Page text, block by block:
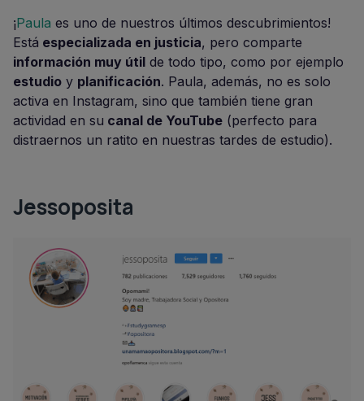
¡Paula es uno de nuestros últimos descubrimientos!
Está especializada en justicia, pero comparte
información muy útil de todo tipo, como por ejemplo
estudio y planificación. Paula, además, no es solo
activa en Instagram, sino que también tiene gran
actividad en su canal de YouTube (perfecto para
distraernos un ratito en nuestras tardes de estudio).
Jessoposita